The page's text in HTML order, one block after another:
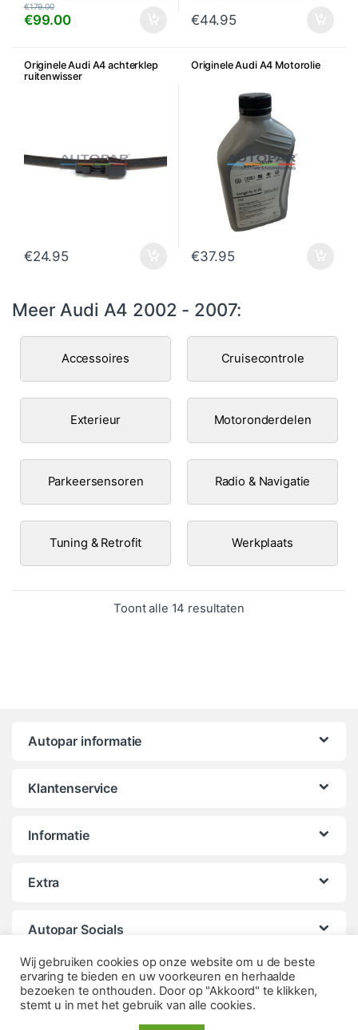
€99.00
€179.00
€44.95
Originele Audi A4 achterklep
ruitenwisser
€24.95
Originele Audi A4 Motorolie
€37.95
Meer Audi A4 2002 - 2007:
Accessoires Cruisecontrole
Exterieur Motoronderdelen
Parkeersensoren Radio & Navigatie
Tuning & Retrofit Werkplaats
Toont alle 14 resultatenGesorteerd op
Autopar informatie
Klantenservice
Informatie
Extra
Autopar Socials
Wij gebruiken cookies op onze website om u de beste
ervaring te bieden en uw voorkeuren en herhaalde
bezoeken te onthouden. Door op "Akkoord" te klikken,
stemt u in met het gebruik van alle cookies.